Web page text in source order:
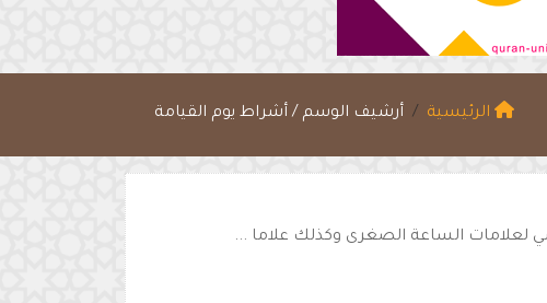
الرئيسية أرشيف الوسم / أشراط يوم القيامة
لعلامات الساعة الصغرى وكذلك علاما ...